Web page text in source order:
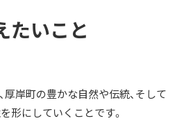
たいこと
厚岸町の豊かな自然や伝統、そして
形にしていくことです。